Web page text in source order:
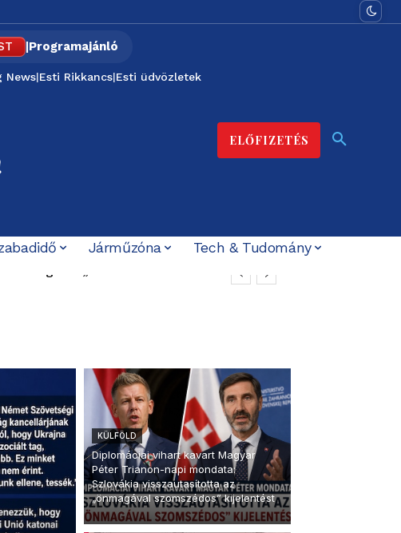
|Programajánló
News|Esti Rikkancs|Esti üdvözletek
ELŐFIZETÉS
Járműzóna
Tech & Tudomány
ezt ígérték”
KÜLFÖLD
Diplomáciai vihart kavart Magyar
Péter Trianon-napi mondata:
Szlovákia visszautasította az
„önmagával szomszédos” kijelentést